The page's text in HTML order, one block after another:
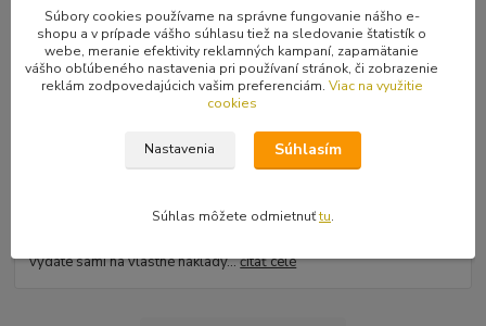
Ako nájsť vydavateľa, či vydať vlastnú knihu? Rady a tipy
Spísal som blog na tému ako vydať knihu - buď si nájdete
vydáte sami na vlastné náklady...čítať celé
Súbory cookies používame na správne fungovanie nášho e-
shopu a v prípade vášho súhlasu tiež na sledovanie štatistík o
webe, meranie efektivity reklamných kampaní, zapamätanie
vášho obľúbeného nastavenia pri používaní stránok, či zobrazenie
reklám zodpovedajúcich vašim preferenciám. Viac na využitie
cookies
Nastavenia Súhlasím
Súhlas môžete odmietnuťtu.